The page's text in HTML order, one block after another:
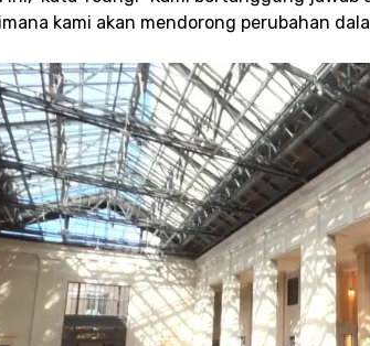
kami akan mendorong perubahan